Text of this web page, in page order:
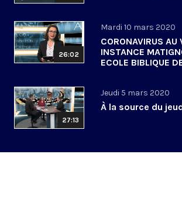
26:02
Mardi 10 mars 2020
CORONAVIRUS AU
INSTANCE
ECOLE BIBLIQUE
27:13
Jeudi 5 mars 2020
À la source du